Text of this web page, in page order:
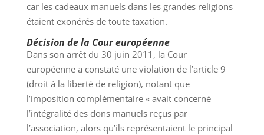
car les cadeaux manuels dans les grandes religions
étaient exonérés de toute taxation.
Décision de la Cour européenne
Dans son arrêt du 30 juin 2011, la Cour
européenne a constaté une violation de l’article 9
(droit à la liberté de religion), notant que
l’imposition complémentaire « avait concerné
l’intégralité des dons manuels reçus par
l’association, alors qu’ils représentaient le principal